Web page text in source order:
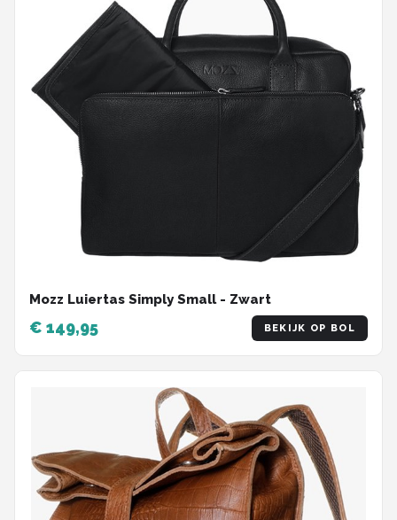
Mozz Luiertas Simply Small - Zwart
€ 149,95 BEKIJK OP BOL